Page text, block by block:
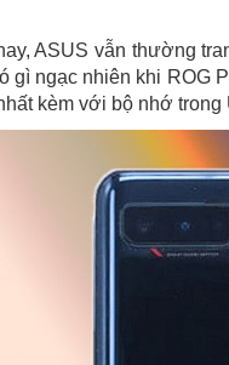
ASUS vẫn thường
gì ngạc nhiên khi ROG
kèm với bộ nhớ trong